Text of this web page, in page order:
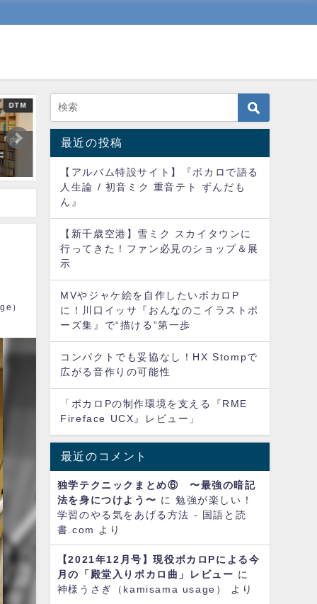
DTM
内
240円でスピーカーの音を良
2021年10月13日 2021年11月3日
）
最近の投稿
【アルバム特設サイト】『ボカロで語る
人生論 / 初音ミク 重音テト ずんだも
ん』
【新千歳空港】雪ミク スカイタウンに
行ってきた！ファン必見のショップ＆展
示
MVやジャケ絵を自作したいボカロP
に！川口イッサ『おんなのこイラストポ
ーズ集』で“描ける”第一歩
コンパクトでも妥協なし！HX Stompで
広がる音作りの可能性
「ボカロPの制作環境を支える『RME
Fireface UCX』レビュー」
最近のコメント
独学テクニックまとめ⑥ 〜最強の暗記
法を身につけよう〜 に勉強が楽しい！
学習のやる気をあげる方法 - 国語と読
書.com
より
【2021年12月号】現役ボカロPによる今
月の「殿堂入りボカロ曲」レビュー に
神様うさぎ（kamisama usage）
より